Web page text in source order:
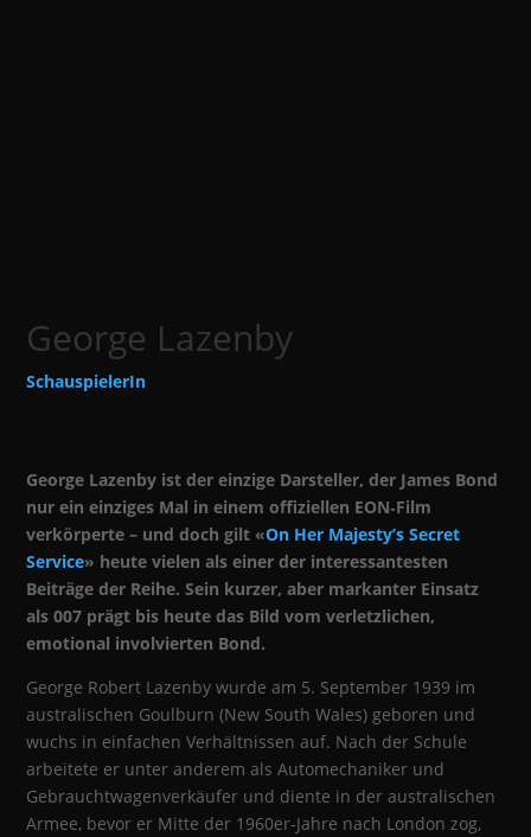
George Lazenby
SchauspielerIn
George Lazenby ist der einzige Darsteller, der James Bond
nur ein einziges Mal in einem offiziellen EON‑Film
verkörperte – und doch gilt «On Her Majesty’s Secret
Service» heute vielen als einer der interessantesten
Beiträge der Reihe. Sein kurzer, aber markanter Einsatz
als 007 prägt bis heute das Bild vom verletzlichen,
emotional involvierten Bond.
George Robert Lazenby wurde am 5. September 1939 im
australischen Goulburn (New South Wales) geboren und
wuchs in einfachen Verhältnissen auf. Nach der Schule
arbeitete er unter anderem als Automechaniker und
Gebrauchtwagenverkäufer und diente in der australischen
Armee, bevor er Mitte der 1960er‑Jahre nach London zog,